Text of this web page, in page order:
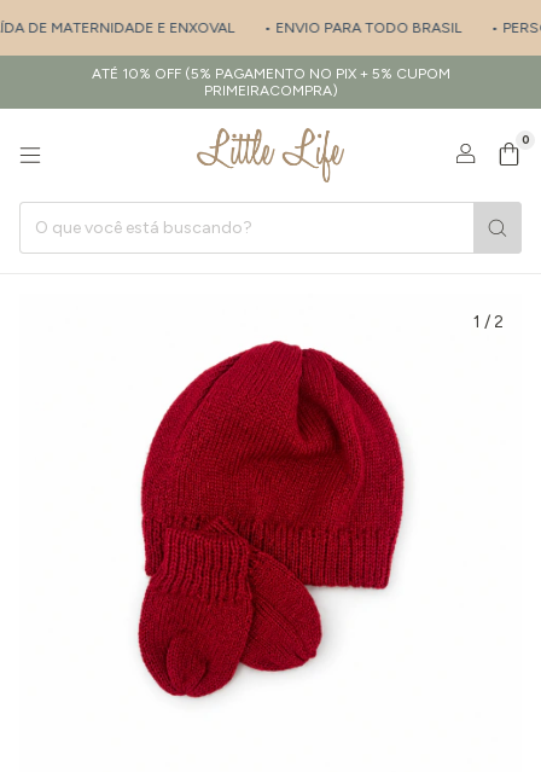
DE MATERNIDADE E ENXOVAL • ENVIO PARA TODO BRASIL •
ATÉ 10% OFF (5% PAGAMENTO NO PIX + 5% CUPOM
PRIMEIRACOMPRA)
0
1 /2